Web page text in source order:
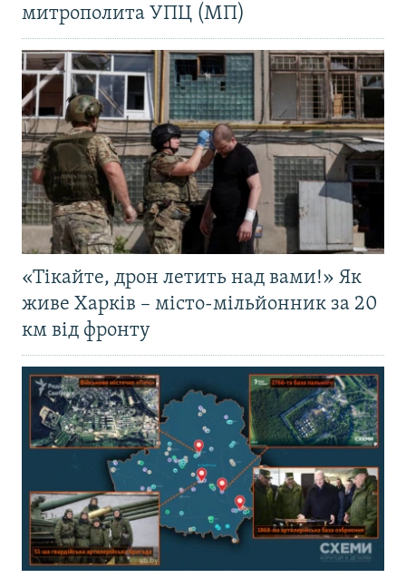
митрополита УПЦ (МП)
«Тікайте, дрон летить над вами!» Як
живе Харків – місто-мільйонник за 20
км від фронту